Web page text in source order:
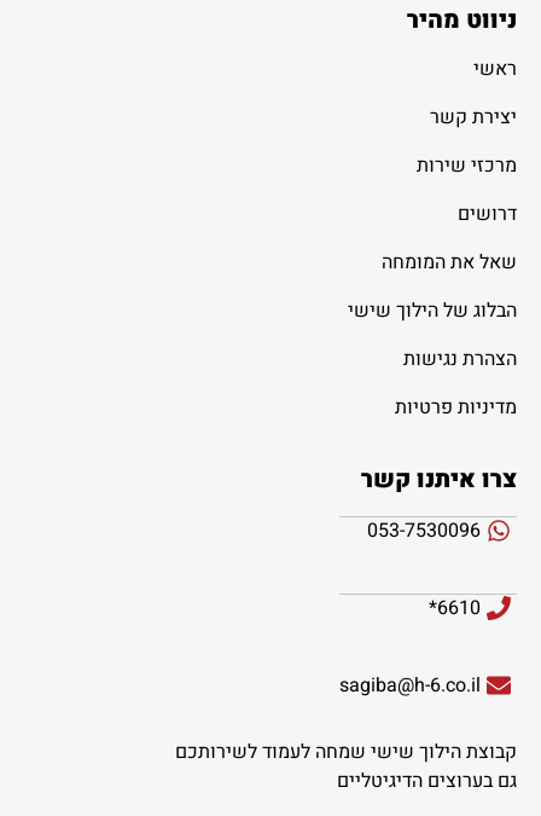
ניווט מהיר
ראשי
יצירת קשר
מרכזי שירות
דרושים
שאל את המומחה
הבלוג של הילוך שישי
הצהרת נגישות
מדיניות פרטיות
צרו איתנו קשר
053-7530096
6610*
sagiba@h-6.co.il
קבוצת הילוך שישי שמחה לעמוד לשירותכם
גם בערוצים הדיגיטליים